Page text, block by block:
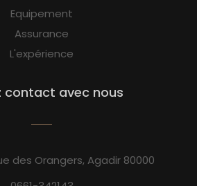
Equipement
Assurance
L'expérience
contact avec nous
des Orangers, Agadir 80000